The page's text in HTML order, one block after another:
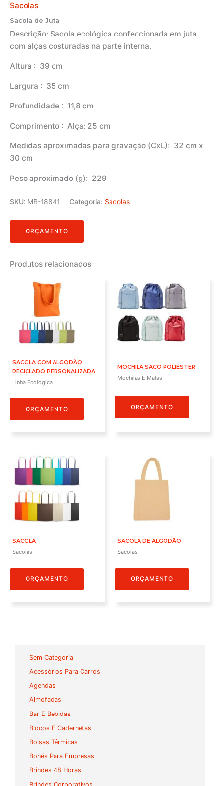
Sem Categoria
Acessórios Para Carros
Agendas
Almofadas
Bar E Bebidas
Blocos E Cadernetas
Bolsas Térmicas
Bonés Para Empresas
Brindes 48 Horas
Brindes Corporativos
Sacolas
Sacola de Juta
Descrição: Sacola ecológica confeccionada em juta
com alças costuradas na parte interna.
Altura : 39 cm
Largura : 35 cm
Profundidade : 11,8 cm
Comprimento : Alça: 25 cm
Medidas aproximadas para gravação (CxL): 32 cm x
30 cm
Peso aproximado (g): 229
SKU: MB-18841 Categoria: Sacolas
ORÇAMENTO
Produtos relacionados
SACOLA COM ALGODÃO
RECICLADO PERSONALIZADA
Linha Ecológica
ORÇAMENTO
MOCHILA SACO POLIÉSTER
Mochilas E Malas
ORÇAMENTO
SACOLA
Sacolas
ORÇAMENTO
SACOLA DE ALGODÃO
Sacolas
ORÇAMENTO